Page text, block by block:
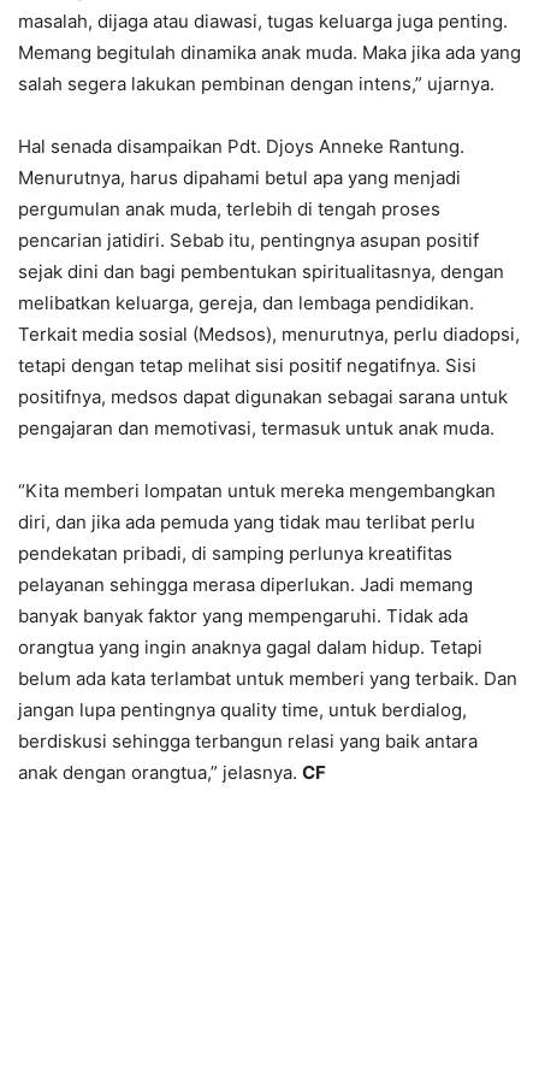
masalah, dijaga atau diawasi, tugas keluarga juga penting.
Memang begitulah dinamika anak muda. Maka jika ada yang
salah segera lakukan pembinan dengan intens,” ujarnya.
Hal senada disampaikan Pdt. Djoys Anneke Rantung.
Menurutnya, harus dipahami betul apa yang menjadi
pergumulan anak muda, terlebih di tengah proses
pencarian jatidiri. Sebab itu, pentingnya asupan positif
sejak dini dan bagi pembentukan spiritualitasnya, dengan
melibatkan keluarga, gereja, dan lembaga pendidikan.
Terkait media sosial (Medsos), menurutnya, perlu diadopsi,
tetapi dengan tetap melihat sisi positif negatifnya. Sisi
positifnya, medsos dapat digunakan sebagai sarana untuk
pengajaran dan memotivasi, termasuk untuk anak muda.
“Kita memberi lompatan untuk mereka mengembangkan
diri, dan jika ada pemuda yang tidak mau terlibat perlu
pendekatan pribadi, di samping perlunya kreatifitas
pelayanan sehingga merasa diperlukan. Jadi memang
banyak banyak faktor yang mempengaruhi. Tidak ada
orangtua yang ingin anaknya gagal dalam hidup. Tetapi
belum ada kata terlambat untuk memberi yang terbaik. Dan
jangan lupa pentingnya quality time, untuk berdialog,
berdiskusi sehingga terbangun relasi yang baik antara
anak dengan orangtua,” jelasnya. CF